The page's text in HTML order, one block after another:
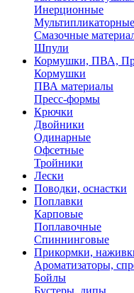
Инерционные
Мультипликаторные
Смазочные
Шпули
Кормушки, ПВА,
Кормушки
ПВА материалы
Пресс-формы
Крючки
Двойники
Одинарные
Офсетные
Тройники
Лески
Поводки, оснастки
Поплавки
Карповые
Поплавочные
Спиннинговые
Прикормки,
Ароматизаторы,
Бойлы
Бустеры, дипы